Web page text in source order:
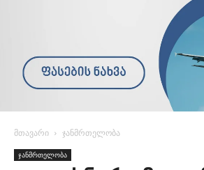
მთავარი ჯანმრთელობა
ჯანმრთელობა